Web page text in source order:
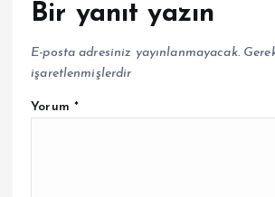
Bir yanıt yazın
E-posta adresiniz yayınlanmayacak.
işaretlenmişlerdir
Yorum *